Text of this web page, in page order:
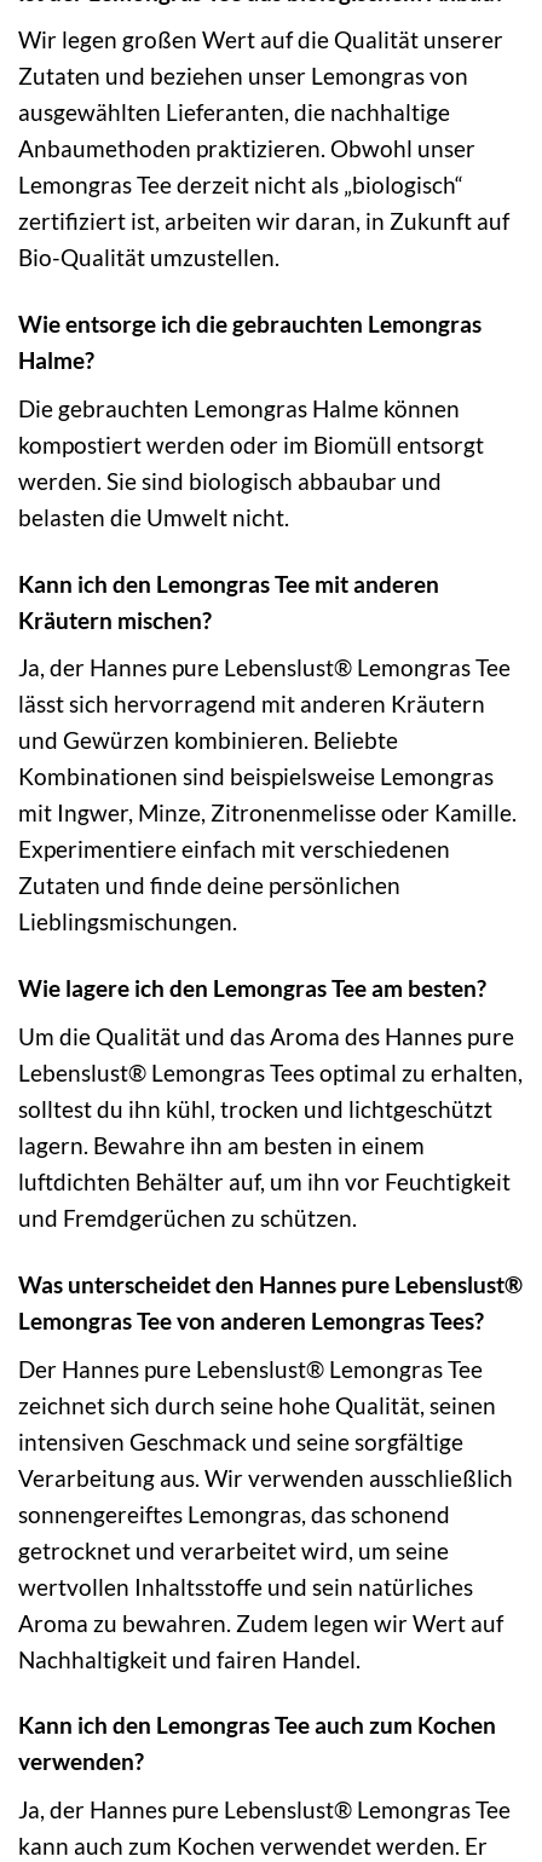
Wir legen großen Wert auf die Qualität unserer
Zutaten und beziehen unser Lemongras von
ausgewählten Lieferanten, die nachhaltige
Anbaumethoden praktizieren. Obwohl unser
Lemongras Tee derzeit nicht als „biologisch“
zertifiziert ist, arbeiten wir daran, in Zukunft auf
Bio-Qualität umzustellen.
Wie entsorge ich die gebrauchten Lemongras
Halme?
Die gebrauchten Lemongras Halme können
kompostiert werden oder im Biomüll entsorgt
werden. Sie sind biologisch abbaubar und
belasten die Umwelt nicht.
Kann ich den Lemongras Tee mit anderen
Kräutern mischen?
Ja, der Hannes pure Lebenslust® Lemongras Tee
lässt sich hervorragend mit anderen Kräutern
und Gewürzen kombinieren. Beliebte
Kombinationen sind beispielsweise Lemongras
mit Ingwer, Minze, Zitronenmelisse oder Kamille.
Experimentiere einfach mit verschiedenen
Zutaten und finde deine persönlichen
Lieblingsmischungen.
Wie lagere ich den Lemongras Tee am besten?
Um die Qualität und das Aroma des Hannes pure
Lebenslust® Lemongras Tees optimal zu erhalten,
solltest du ihn kühl, trocken und lichtgeschützt
lagern. Bewahre ihn am besten in einem
luftdichten Behälter auf, um ihn vor Feuchtigkeit
und Fremdgerüchen zu schützen.
Was unterscheidet den Hannes pure Lebenslust®
Lemongras Tee von anderen Lemongras Tees?
Der Hannes pure Lebenslust® Lemongras Tee
zeichnet sich durch seine hohe Qualität, seinen
intensiven Geschmack und seine sorgfältige
Verarbeitung aus. Wir verwenden ausschließlich
sonnengereiftes Lemongras, das schonend
getrocknet und verarbeitet wird, um seine
wertvollen Inhaltsstoffe und sein natürliches
Aroma zu bewahren. Zudem legen wir Wert auf
Nachhaltigkeit und fairen Handel.
Kann ich den Lemongras Tee auch zum Kochen
verwenden?
Ja, der Hannes pure Lebenslust® Lemongras Tee
kann auch zum Kochen verwendet werden. Er